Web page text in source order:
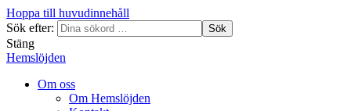
Hoppa till huvudinnehåll
Sök efter:
Sök
Stäng
Hemslöjden
Om oss
Om Hemslöjden